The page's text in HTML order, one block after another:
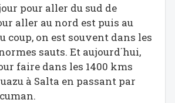
pour aller du sud de
aller au nord est puis au
coup, on est souvent dans les
sauts. Et aujourd´hui,
faire dans les 1400 kms
à Salta en passant par